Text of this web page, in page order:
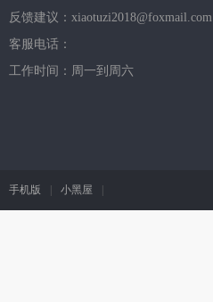
反馈建议：xiaotuzi2018@foxmail.com
客服电话：
工作时间：周一到周六
手机版 小黑屋